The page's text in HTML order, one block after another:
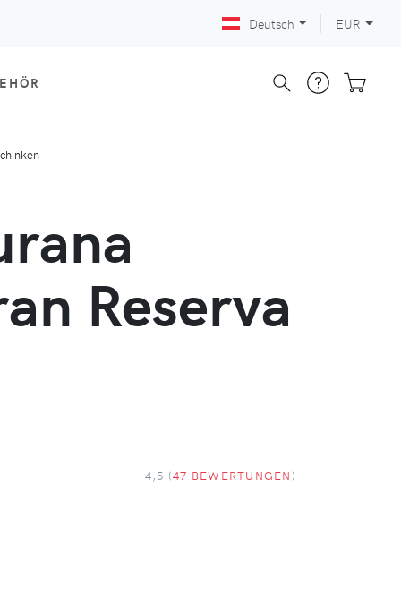
Deutsch EUR
Reserva
4,5 (47 BEWERTUNGEN )